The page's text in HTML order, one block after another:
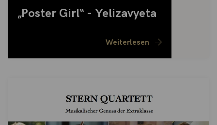
„Poster Girl“ - Yelizavyeta
Weiterlesen